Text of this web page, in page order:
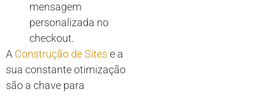
mensagem
personalizada no
checkout.
A Construção de Sites e a
sua constante otimização
são a chave para